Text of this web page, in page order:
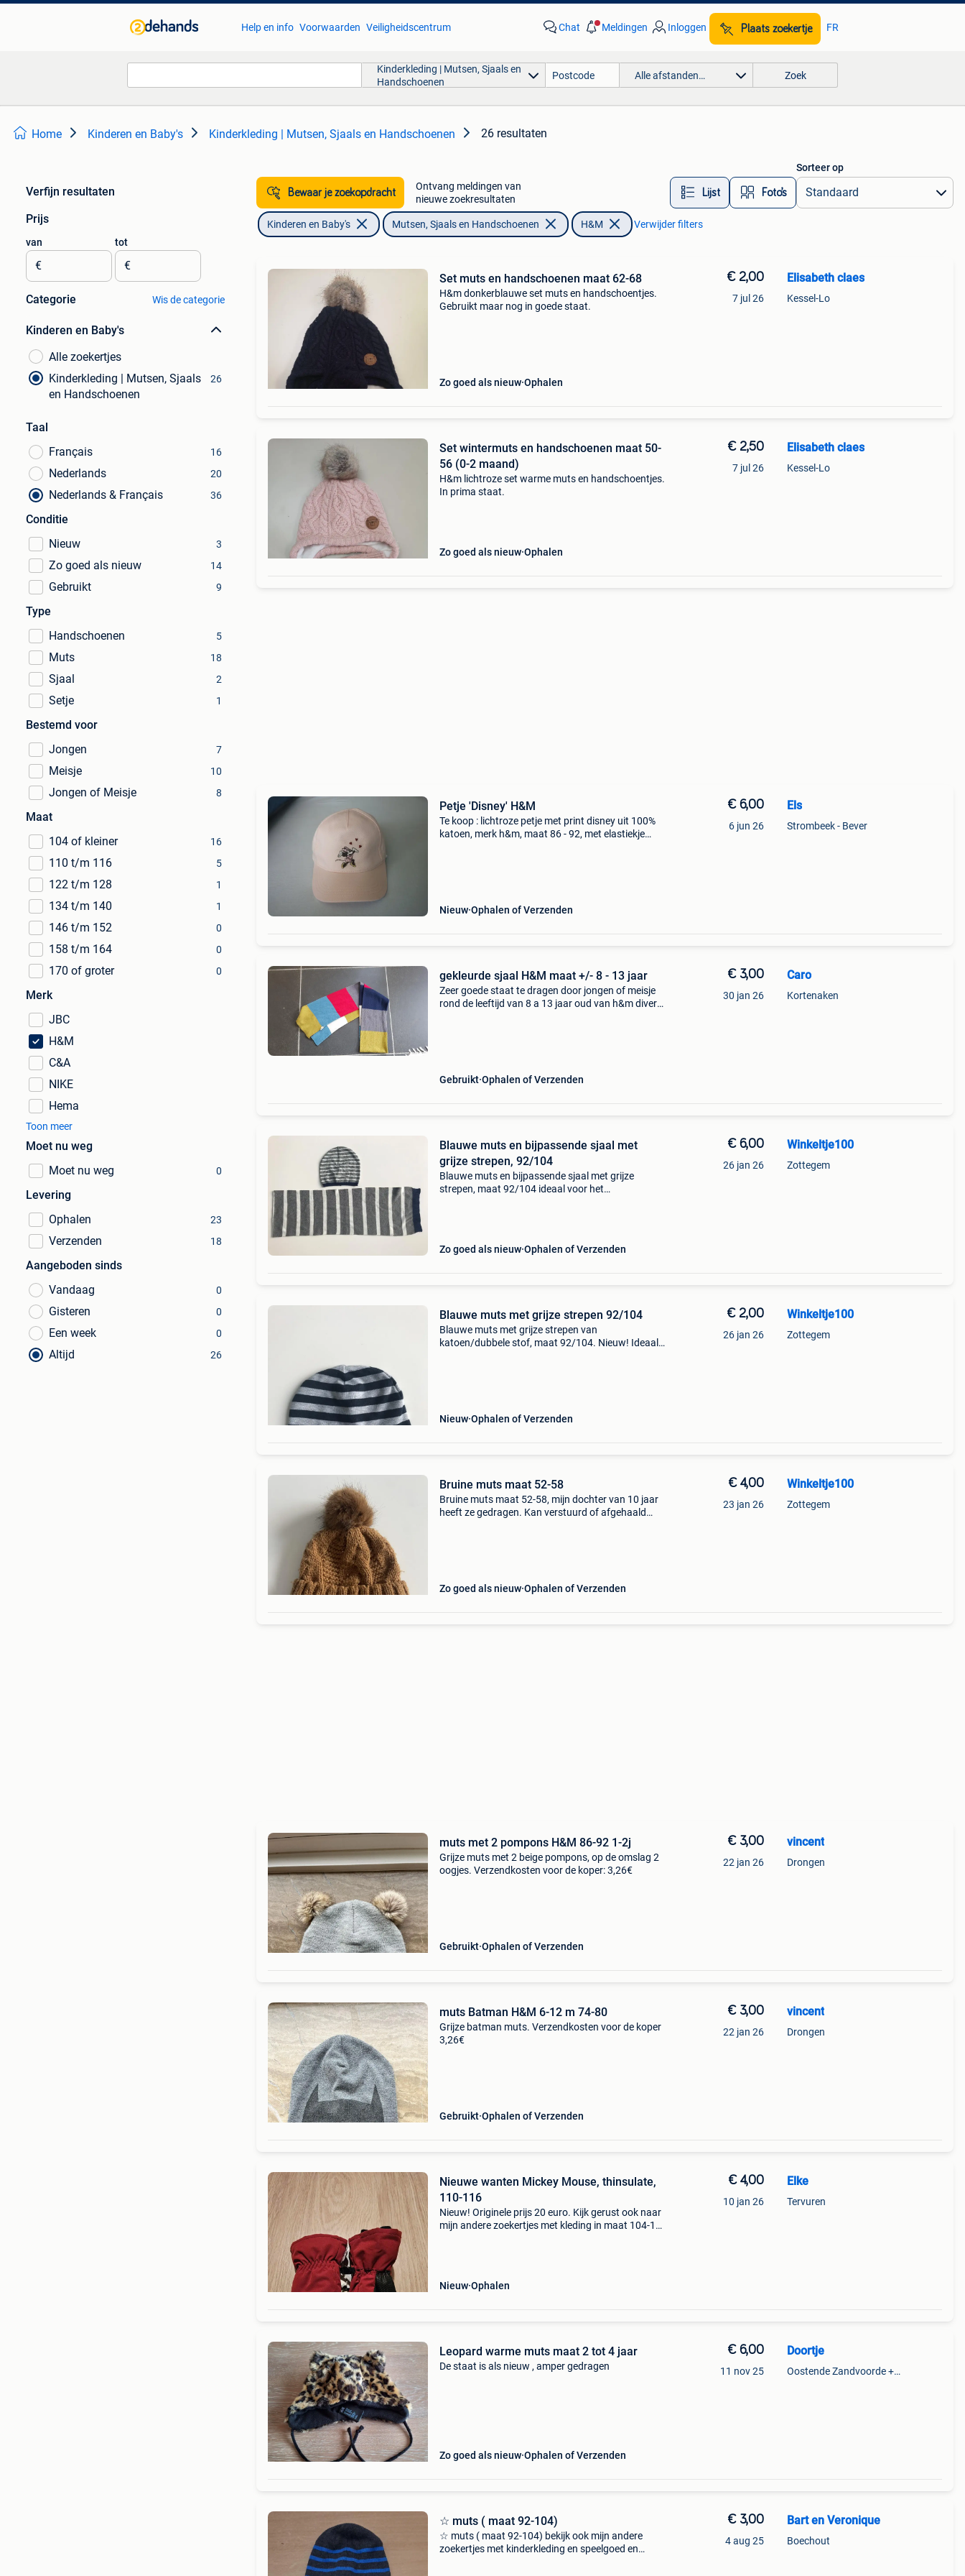
Help en info Voorwaarden Veiligheidscentrum Chat Meldingen Inloggen Plaats zoekertje FR
Kinderkleding | Mutsen, Sjaals en
Handschoenen
Alle afstanden… Zoek
Home Kinderen en Baby's Kinderkleding | Mutsen, Sjaals en Handschoenen 26 resultaten
Verfijn resultaten
Prijs
van
€
tot
€
Categorie Wis de categorie
Kinderen en Baby's
Alle zoekertjes
Kinderkleding | Mutsen, Sjaals
en Handschoenen
26
Taal
Français
16
Nederlands 20
Nederlands & Français 36
Conditie
Nieuw
3
Zo goed als nieuw 14
Gebruikt 9
Type
Handschoenen
5
Muts 18
Sjaal 2
Setje 1
Bestemd voor
Jongen
7
Meisje 10
Jongen of Meisje 8
Maat
104 of kleiner
16
110 t/m 116 5
122 t/m 128 1
134 t/m 140 1
146 t/m 152 0
158 t/m 164 0
170 of groter 0
Merk
JBC
H&M
C&A
NIKE
Hema
Toon meer
Moet nu weg
Moet nu weg
0
Levering
Ophalen
23
Verzenden 18
Aangeboden sinds
Vandaag
0
Gisteren 0
Een week 0
Altijd 26
Bewaar je zoekopdracht
Ontvang meldingen van
nieuwe zoekresultaten
Lijst Foto’s
Sorteer op
Kinderen en Baby's Mutsen, Sjaals en Handschoenen H&M Verwijder filters
Set muts en handschoenen maat 62-68
H&m donkerblauwe set muts en handschoentjes.
Gebruikt maar nog in goede staat.
Zo goed als nieuw Ophalen
€ 2,00
7 jul 26
Elisabeth claes
Kessel-Lo
Set wintermuts en handschoenen maat 50-
56 (0-2 maand)
H&m lichtroze set warme muts en handschoentjes.
In prima staat.
Zo goed als nieuw Ophalen
€ 2,50
7 jul 26
Elisabeth claes
Kessel-Lo
Petje 'Disney' H&M
Te koop : lichtroze petje met print disney uit 100%
katoen, merk h&m, maat 86 - 92, met elastiekje
Nieuw Ophalen of Verzenden
€ 6,00
6 jun 26
Els
Strombeek - Bever
gekleurde sjaal H&M maat +/- 8 - 13 jaar
Zeer goede staat te dragen door jongen of meisje
rond de leeftijd van 8 a 13 jaar oud van h&m diverse
Gebruikt Ophalen of Verzenden
€ 3,00
30 jan 26
Caro
Kortenaken
Blauwe muts en bijpassende sjaal met
grijze strepen, 92/104
Blauwe muts en bijpassende sjaal met grijze
strepen, maat 92/104 ideaal voor het
Zo goed als nieuw Ophalen of Verzenden
€ 6,00
26 jan 26
Winkeltje100
Zottegem
Blauwe muts met grijze strepen 92/104
Blauwe muts met grijze strepen van
katoen/dubbele stof, maat 92/104. Nieuw! Ideaal
Nieuw Ophalen of Verzenden
€ 2,00
26 jan 26
Winkeltje100
Zottegem
Bruine muts maat 52-58
Bruine muts maat 52-58, mijn dochter van 10 jaar
heeft ze gedragen. Kan verstuurd of afgehaald
Zo goed als nieuw Ophalen of Verzenden
€ 4,00
23 jan 26
Winkeltje100
Zottegem
muts met 2 pompons H&M 86-92 1-2j
Grijze muts met 2 beige pompons, op de omslag 2
oogjes. Verzendkosten voor de koper: 3,26€
Gebruikt Ophalen of Verzenden
€ 3,00
22 jan 26
vincent
Drongen
muts Batman H&M 6-12 m 74-80
Grijze batman muts. Verzendkosten voor de koper
3,26€
Gebruikt Ophalen of Verzenden
€ 3,00
22 jan 26
vincent
Drongen
Nieuwe wanten Mickey Mouse, thinsulate,
110-116
Nieuw! Originele prijs 20 euro. Kijk gerust ook naar
mijn andere zoekertjes met kleding in maat 104-116
Nieuw Ophalen
€ 4,00
10 jan 26
Elke
Tervuren
Leopard warme muts maat 2 tot 4 jaar
De staat is als nieuw , amper gedragen
Zo goed als nieuw Ophalen of Verzenden
€ 6,00
11 nov 25
Doortje
Oostende Zandvoorde +Oostende
☆ muts ( maat 92-104)
☆ muts ( maat 92-104) bekijk ook mijn andere
zoekertjes met kinderkleding en speelgoed en
€ 3,00
4 aug 25
Bart en Veronique
Boechout